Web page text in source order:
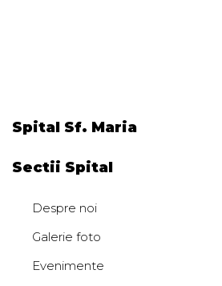
Spital Sf. Maria
Sectii Spital
Despre noi
Galerie foto
Evenimente